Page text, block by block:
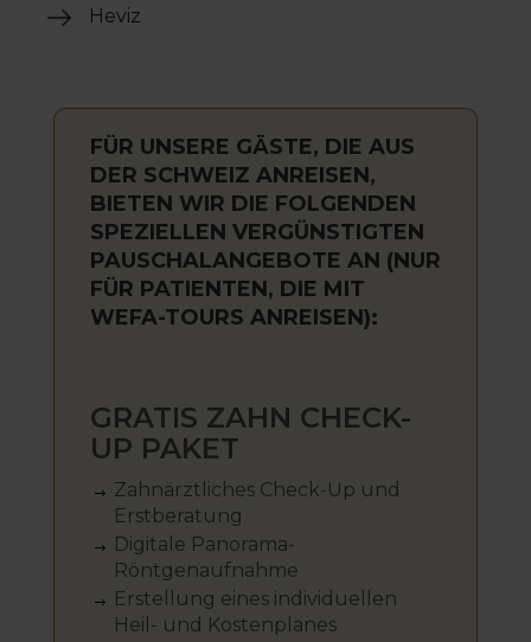
Heviz
FÜR UNSERE GÄSTE, DIE AUS
DER SCHWEIZ ANREISEN,
BIETEN WIR DIE FOLGENDEN
SPEZIELLEN VERGÜNSTIGTEN
PAUSCHALANGEBOTE AN (NUR
FÜR PATIENTEN, DIE MIT
WEFA-TOURS ANREISEN):
GRATIS ZAHN CHECK-
UP PAKET
Zahnärztliches Check-Up und
Erstberatung
Digitale Panorama-
Röntgenaufnahme
Erstellung eines individuellen
Heil- und Kostenplanes